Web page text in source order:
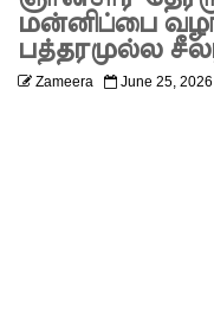
விற்றவர்க
ளுக்கு
மன்னிப்பை
பத்தரமுல்ல
Zameera June 25, 2026